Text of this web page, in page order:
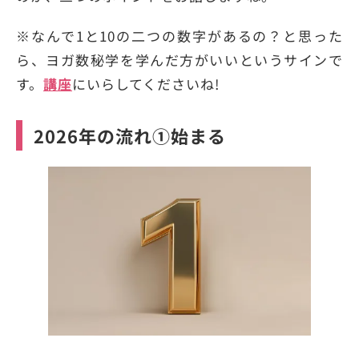
※なんで1と10の二つの数字があるの？と思った
ら、ヨガ数秘学を学んだ方がいいというサインで
す。 講座にいらしてくださいね!
2026年の流れ①始まる